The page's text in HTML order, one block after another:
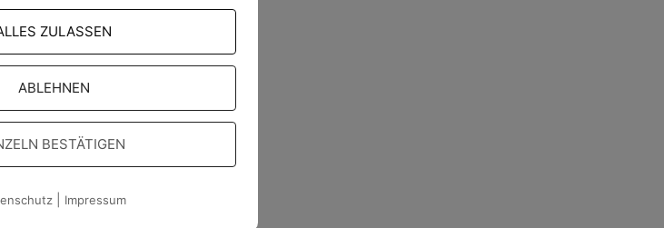
ZULASSEN
ABLEHNEN
BESTÄTIGEN
Impressum